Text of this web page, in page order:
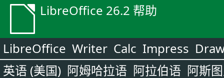
LibreOffice 26.2 帮助
LibreOffice Writer Calc Impress
英语 (美国) 阿姆哈拉语 阿拉伯语 阿斯